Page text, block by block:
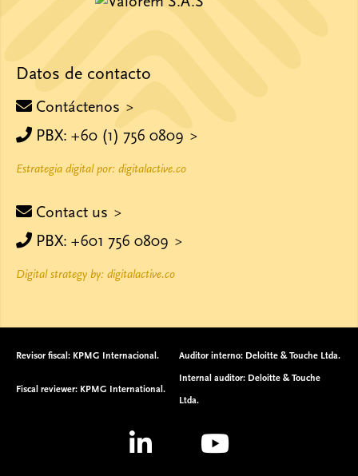
Datos de contacto
Contáctenos
PBX: +60 (1) 756 0809
Estrategia digital por: digitalactive.co
Contact us
PBX: +601 756 0809
Digital strategy by: digitalactive.co
Revisor fiscal: KPMG Internacional. Auditor interno: Deloitte & Touche Ltda.
Fiscal reviewer: KPMG International.
Internal auditor: Deloitte & Touche
Ltda.